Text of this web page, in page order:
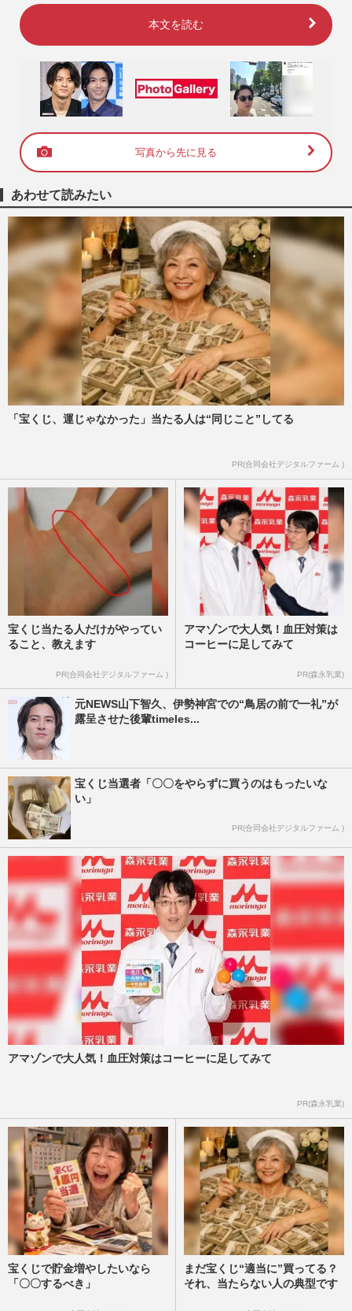
本文を読む
写真から先に見る
あわせて読みたい
「宝くじ、運じゃなかった」当たる人は“同じこと”してる
PR(合同会社デジタルファーム )
宝くじ当たる人だけがやってい
ること、教えます
PR(合同会社デジタルファーム )
アマゾンで大人気！血圧対策は
コーヒーに足してみて
PR(森永乳業)
元NEWS山下智久、伊勢神宮での“鳥居の前で一礼”が
露呈させた後輩timeles...
宝くじ当選者「〇〇をやらずに買うのはもったいな
い」
PR(合同会社デジタルファーム )
アマゾンで大人気！血圧対策はコーヒーに足してみて
PR(森永乳業)
宝くじで貯金増やしたいなら
「〇〇するべき」
まだ宝くじ“適当に”買ってる？
それ、当たらない人の典型です